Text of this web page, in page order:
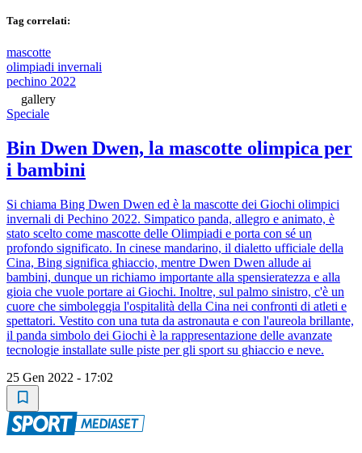
Tag correlati:
mascotte
olimpiadi invernali
pechino 2022
gallery
Speciale
Bin Dwen Dwen, la mascotte olimpica per
i bambini
Si chiama Bing Dwen Dwen ed è la mascotte dei Giochi olimpici
invernali di Pechino 2022. Simpatico panda, allegro e animato, è
stato scelto come mascotte delle Olimpiadi e porta con sé un
profondo significato. In cinese mandarino, il dialetto ufficiale della
Cina, Bing significa ghiaccio, mentre Dwen Dwen allude ai
bambini, dunque un richiamo importante alla spensieratezza e alla
gioia che vuole portare ai Giochi. Inoltre, sul palmo sinistro, c'è un
cuore che simboleggia l'ospitalità della Cina nei confronti di atleti e
spettatori. Vestito con una tuta da astronauta e con l'aureola brillante,
il panda simbolo dei Giochi è la rappresentazione delle avanzate
tecnologie installate sulle piste per gli sport su ghiaccio e neve.
25 Gen 2022 - 17:02